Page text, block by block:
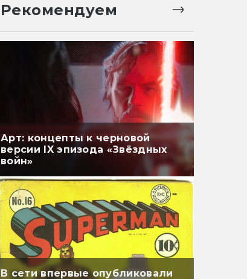
Рекомендуем
Арт: концепты к черновой
версии IX эпизода «Звёздных
войн»
В сети впервые опубликовали